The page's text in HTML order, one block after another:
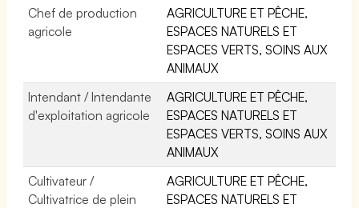
Chef de production
agricole
AGRICULTURE ET PÊCHE,
ESPACES NATURELS ET
ESPACES VERTS, SOINS AUX
ANIMAUX
Intendant / Intendante
d'exploitation agricole
AGRICULTURE ET PÊCHE,
ESPACES NATURELS ET
ESPACES VERTS, SOINS AUX
ANIMAUX
Cultivateur /
Cultivatrice de plein
AGRICULTURE ET PÊCHE,
ESPACES NATURELS ET